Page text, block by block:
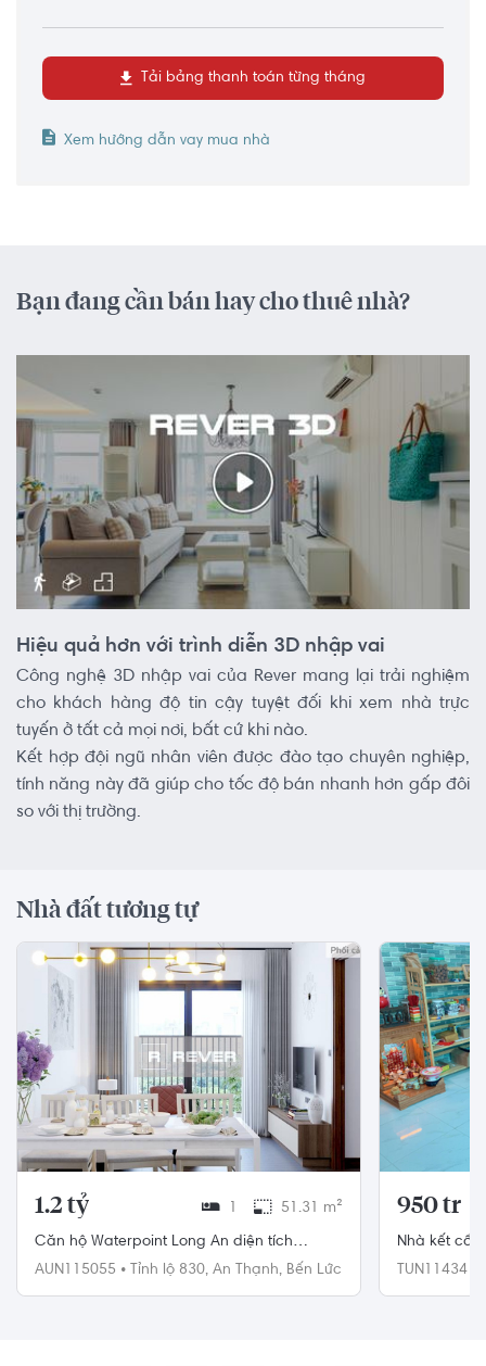
Tải bảng thanh toán từng tháng
Xem hướng dẫn vay mua nhà
Bạn đang cần bán hay cho thuê nhà?
Hiệu quả hơn với trình diễn 3D nhập vai
Công nghệ 3D nhập vai của Rever mang lại trải nghiệm
cho khách hàng độ tin cậy tuyệt đối khi xem nhà trực
tuyến ở tất cả mọi nơi, bất cứ khi nào.
Kết hợp đội ngũ nhân viên được đào tạo chuyên nghiệp,
tính năng này đã giúp cho tốc độ bán nhanh hơn gấp đôi
so với thị trường.
Nhà đất tương tự
1.2 tỷ 1 51.31 m²
Căn hộ Waterpoint Long An diện tích
51.31m2, nội thất cơ bản.
AUN115055 • Tỉnh lộ 830, An Thạnh, Bến Lức
950 tr
Nhà kết cấu
835B diện
TUN114341